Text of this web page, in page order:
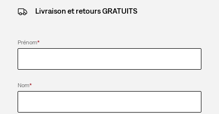
Livraison et retours GRATUITS
Prénom*
Nom*